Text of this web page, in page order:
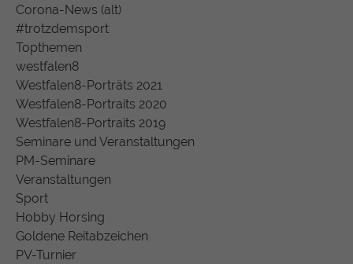
Corona-News (alt)
#trotzdemsport
Topthemen
westfalen8
Westfalen8-Porträts 2021
Westfalen8-Portraits 2020
Westfalen8-Portraits 2019
Seminare und Veranstaltungen
PM-Seminare
Veranstaltungen
Sport
Hobby Horsing
Goldene Reitabzeichen
PV-Turnier